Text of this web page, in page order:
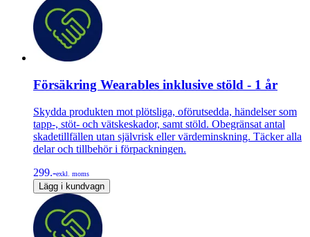
Försäkring Wearables inklusive stöld - 1 år
Skydda produkten mot plötsliga, oförutsedda, händelser som
tapp-, stöt- och vätskeskador, samt stöld. Obegränsat antal
skadetillfällen utan självrisk eller värdeminskning. Täcker alla
delar och tillbehör i förpackningen.
299.-exkl. moms
Lägg i kundvagn